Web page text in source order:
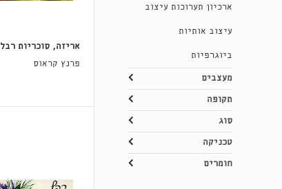
ארכיון תערוכות עיצוב
עיצוב אותיות
ביוגרפיות
מעצבים
תקופה
סוג
טכניקה
חומרים
אריזה, סוכריות רבל
פרנץ קראוס